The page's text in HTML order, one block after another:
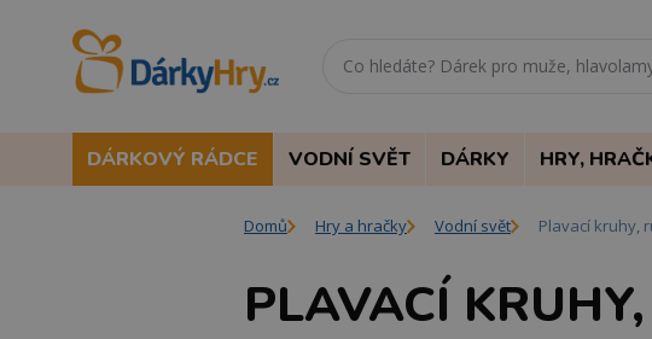
DÁRKOVÝ RÁDCE VODNÍ SVĚT DÁRKY HRY,
Domů Hry a hračky Vodní svět Plavací kruhy,
PLAVACÍ